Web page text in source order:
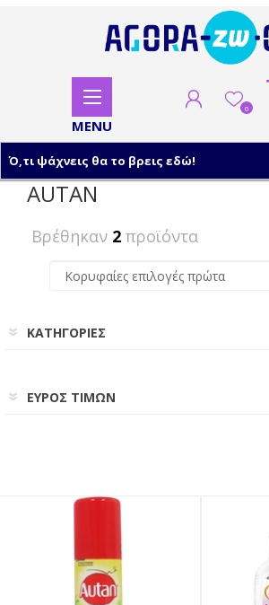
ΣΥΝΔΕΣΗ
0
AUTAN
Βρέθηκαν 2 προϊόντα
ΚΑΤΗΓΟΡΙΕΣ
ΕΥΡΟΣ ΤΙΜΩΝ